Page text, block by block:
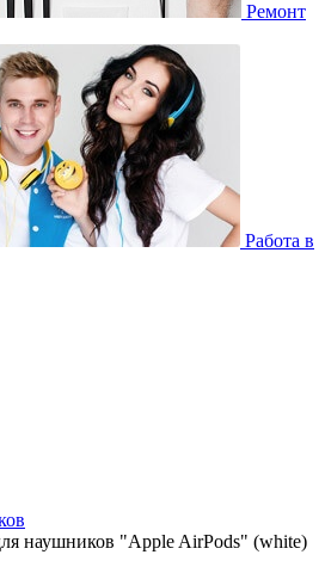
Ремонт
Работа в
наушников "Apple AirPods" (white)